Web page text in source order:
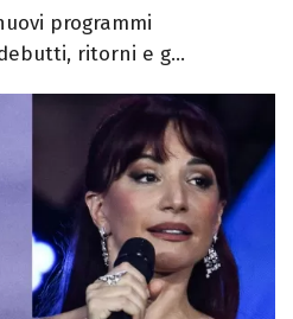
programmi
ritorni e g...